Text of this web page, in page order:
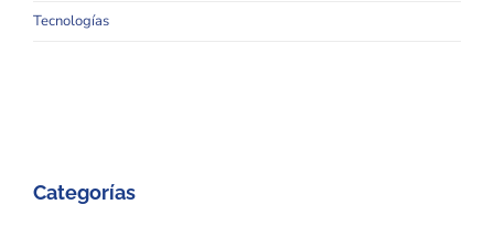
Tecnologías
Categorías